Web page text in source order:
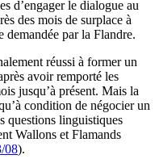
d’engager le dialogue au
des mois de surplace à
demandée par la Flandre.
réussi à former un
avoir remporté les
jusqu’à présent. Mais la
condition de négocier un
questions linguistiques
Wallons et Flamands
08).